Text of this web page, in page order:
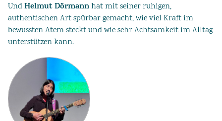
UndHelmut Dörmannhat mit seiner ruhigen,
authentischen Art spürbar gemacht, wie viel Kraft im
bewussten Atem steckt und wie sehr Achtsamkeit im Alltag
unterstützen kann.